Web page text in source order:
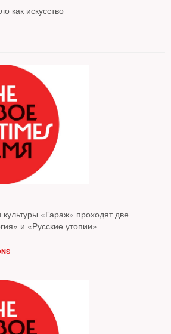
как искусство
«Гараж» проходят две
и «Русские утопии»